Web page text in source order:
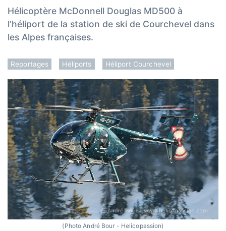
Hélicoptère McDonnell Douglas MD500 à
l'héliport de la station de ski de Courchevel dans
les Alpes françaises.
Reportages Héliports Héliport Courchevel
(Photo André Bour - Helicopassion)